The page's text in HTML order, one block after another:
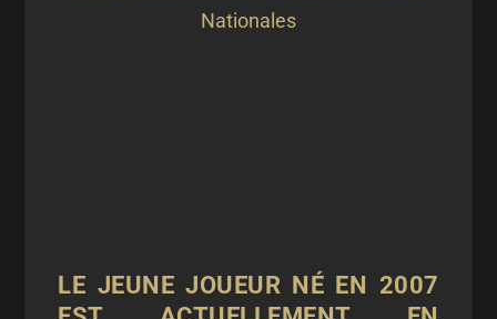
Nationales
LE JEUNE JOUEUR NÉ EN 2007